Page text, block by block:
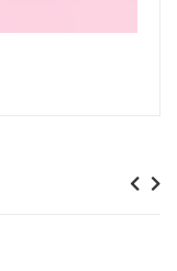
Previous
Next